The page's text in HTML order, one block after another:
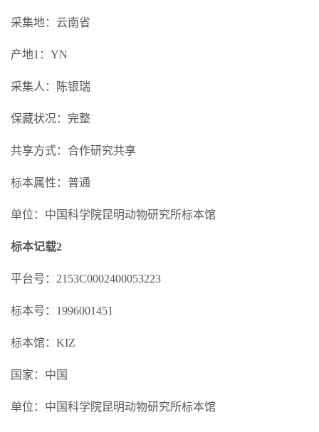
采集地：云南省
产地1：YN
采集人：陈银瑞
保藏状况：完整
共享方式：合作研究共享
标本属性：普通
单位：中国科学院昆明动物研究所标本馆
标本记载2
平台号：2153C0002400053223
标本号：1996001451
标本馆：KIZ
国家：中国
单位：中国科学院昆明动物研究所标本馆